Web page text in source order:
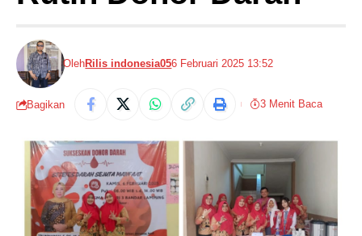
OlehRilis indonesia056 Februari 2025 13:52
Bagikan 3 Menit Baca